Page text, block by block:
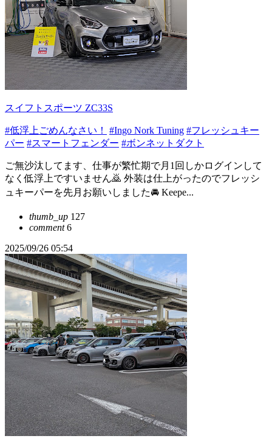
スイフトスポーツ ZC33S
#低浮上ごめんなさい！ #Ingo Nork Tuning #フレッシュキー
パー #スマートフェンダー #ボンネットダクト
ご無沙汰してます、仕事が繁忙期で月1回しかログインして
なく低浮上ですいません🙇 外装は仕上がったのでフレッシ
ュキーパーを先月お願いしました🚘️ Keepe...
thumb_up 127
comment6
2025/09/26 05:54